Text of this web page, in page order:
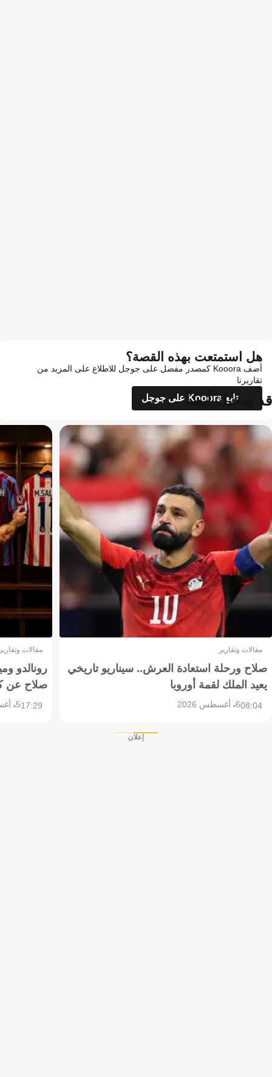
هل استمتعت بهذه القصة؟
أضف Kooora كمصدر مفضل على جوجل للاطلاع على المزيد من
تقاريرنا
تابع Kooora على جوجل
قد يعجبك أيضاً
مقالات وتقارير
صلاح ورحلة استعادة العرش.. سيناريو تاريخي
يعيد الملك لقمة أوروبا
08:046 أغسطس 2026
مقالات
رونالدو
صلاح عن
17:295 أغسطس 2026
إعلان